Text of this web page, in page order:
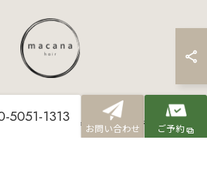
5051-1313
お問い合わせ ご予約
院ならmacana_hair ALL RIGHTS RESERVED.